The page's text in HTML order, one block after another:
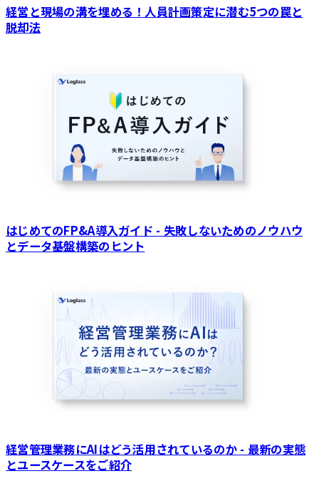
経営と現場の溝を埋める！人員計画策定に潜む5つの罠と
脱却法
はじめてのFP&A導入ガイド - 失敗しないためのノウハウ
とデータ基盤構築のヒント
経営管理業務にAIはどう活用されているのか - 最新の実態
とユースケースをご紹介